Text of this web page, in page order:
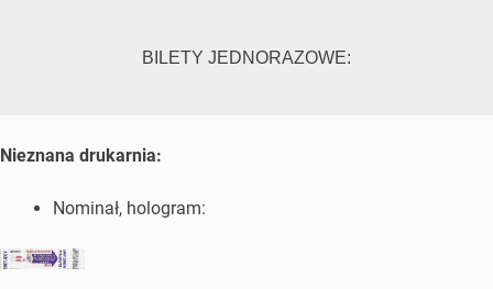
BILETY JEDNORAZOWE:
Nieznana drukarnia:
Nominał, hologram: